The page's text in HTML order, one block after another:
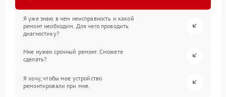
Я уже знаю в чем неисправность и какой
ремонт необходим. Для чего проводить
диагностику?
Мне нужен срочный ремонт. Сможете
сделать?
Я хочу, чтобы мое устройство
ремонтировали при мне.